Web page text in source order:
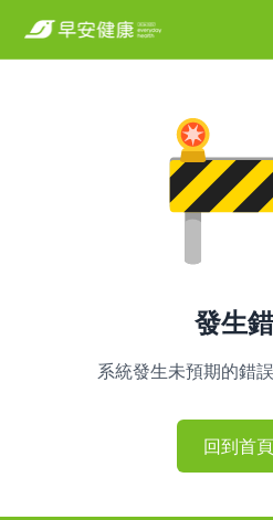
發生
系統發生未預期的錯
回到首頁